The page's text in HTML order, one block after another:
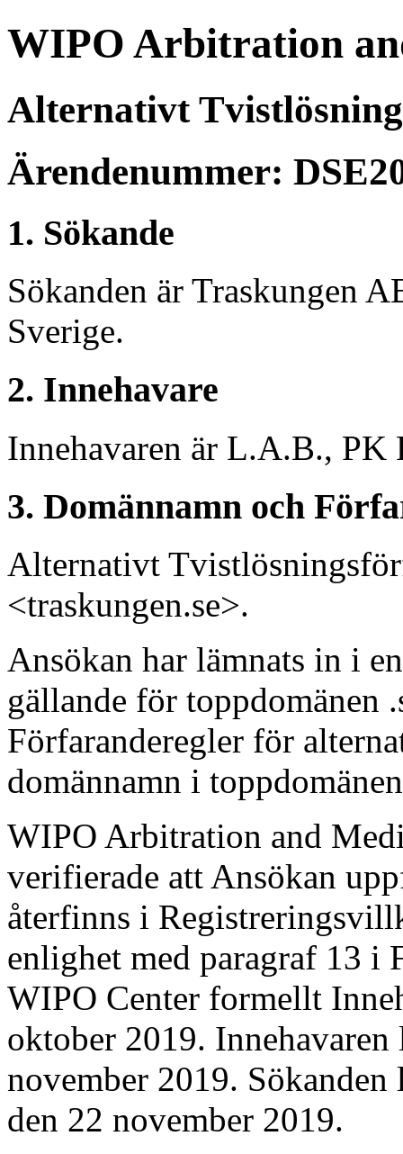
WIPO Arbitration
Alternativt
Ärendenummer:
1. Sökande
Sökanden är Traskungen
Sverige.
2. Innehavare
Innehavaren är L.A.B., PK
3. Domännamn och
Alternativt
<traskungen.se>.
Ansökan har lämnats in i
gällande för toppdomänen
Förfaranderegler för
domännamn i
WIPO Arbitration and
verifierade att Ansökan
återfinns i
enlighet med paragraf 13 i
WIPO Center formellt
oktober 2019.
november 2019.
den 22 november 2019.